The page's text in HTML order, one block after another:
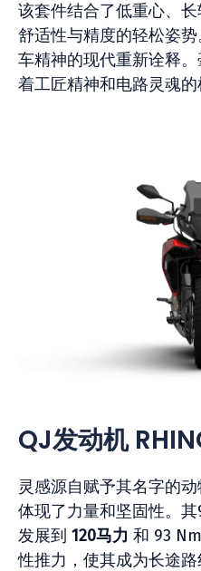
该套件结合了低重心、
舒适性与精度的轻松姿
车精神的现代重新诠释
着工匠精神和电路灵魂的
QJ发动机
灵感源自赋予其名字的
体现了力量和坚固性。
发展到 120马力 和 93
性推力，使其成为长途